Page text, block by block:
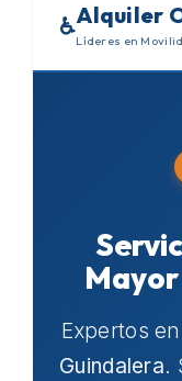
♿Alquiler
Líderes en
Expertos
Guindalera.